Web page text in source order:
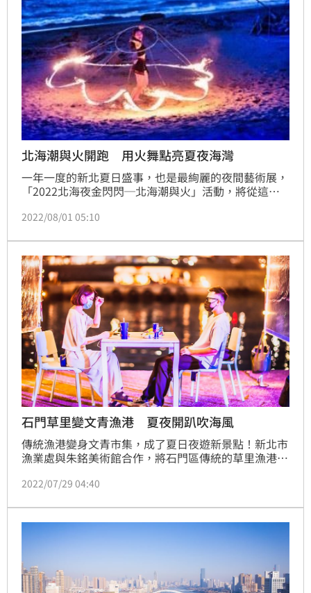
北海潮與火開跑 用火舞點亮夏夜海灣
一年一度的新北夏日盛事，也是最絢麗的夜間藝術展，
「2022北海夜金閃閃─北海潮與火」活動，將從這個
點登場，期間將安排5場火舞表演、12場手作工作坊、
2022/08/01 05:10
石門草里變文青漁港 夏夜開趴吹海風
傳統漁港變身文青市集，成了夏日夜遊新景點！新北市
漁業處與朱銘美術館合作，將石門區傳統的草里漁港大
會」，漁港內多了可愛的「大咬貓」裝置與童趣的「草
教學、手作工作坊、海海市集，入夜後搭起星空帳篷、
暖黃燈串配上夜間音樂Party，成了夏季夜遊享受海風
的新處去。
2022/07/29 04:40